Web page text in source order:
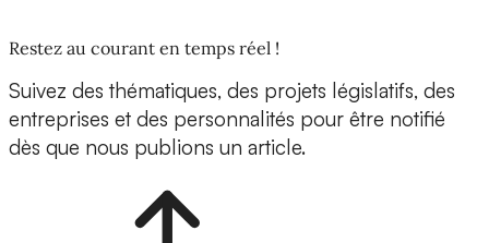
Restez au courant en temps réel !
Suivez des thématiques, des projets législatifs, des
entreprises et des personnalités pour être notifié
dès que nous publions un article.